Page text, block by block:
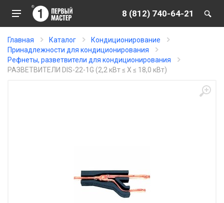
8 (812) 740-64-21
Главная Каталог
Кондиционирование
Принадлежности для кондиционирования
Рефнеты, разветвители для кондиционирования
РАЗВЕТВИТЕЛИ DIS-22-1G (2,2 кВт ≤ Х ≤ 18,0 кВт)